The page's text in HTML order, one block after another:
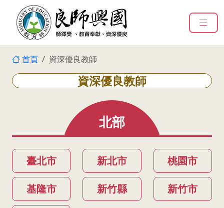
到主要內容
::: 首頁 資深優良教師
資深優良教師
北部
臺北市 新北市 桃園市
基隆市 新竹縣 新竹市